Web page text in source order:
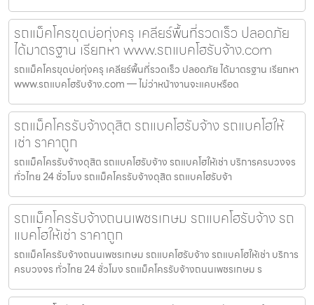
รถแม็คโครขุดบ่อทุ่งครุ เคลียร์พื้นที่รวดเร็ว ปลอดภัย
ได้มาตรฐาน เรียกหา www.รถแบคโฮรับจ้าง.com
รถแม็คโครขุดบ่อทุ่งครุ เคลียร์พื้นที่รวดเร็ว ปลอดภัย ได้มาตรฐาน เรียกหา
www.รถแบคโฮรับจ้าง.com — ไม่ว่าหน้างานจะแคบหรือด
รถแม็คโครรับจ้างดุสิต รถแบคโฮรับจ้าง รถแบคโฮให้
เช่า ราคาถูก
รถแม็คโครรับจ้างดุสิต รถแบคโฮรับจ้าง รถแบคโฮให้เช่า บริการครบวงจร
ทั่วไทย 24 ชั่วโมง รถแม็คโครรับจ้างดุสิต รถแบคโฮรับจ้า
รถแม็คโครรับจ้างถนนเพชรเกษม รถแบคโฮรับจ้าง รถ
แบคโฮให้เช่า ราคาถูก
รถแม็คโครรับจ้างถนนเพชรเกษม รถแบคโฮรับจ้าง รถแบคโฮให้เช่า บริการ
ครบวงจร ทั่วไทย 24 ชั่วโมง รถแม็คโครรับจ้างถนนเพชรเกษม ร